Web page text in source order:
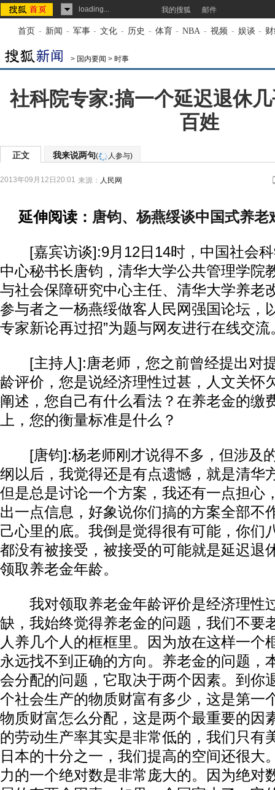
loading... 我的搜狐 邮件
首页 - 新闻 - 军事 - 文化 - 历史 - 体育 - NBA - 视频 - 娱谈 -
> 国内要闻 > 时事
社科院专家:搞一个延迟退休
百姓
正文 我来说两句( 人参与)
2013年09月12日20:01 来源： 人民网
延伸阅读： 唐钧、杨燕绥谈中国式养老
[嘉宾访谈]:9月12日14时，中国社会科
中心秘书长唐钧，清华大学公共管理学院
与社会保障研究中心主任、清华大学养老
参与者之一杨燕绥做客人民网强国论坛，
专家新论再过招”为题与网友进行在线交流
[主持人]:唐老师，您之前曾经提出对
龄评价，您是说经济理性过甚，人文关怀
阐述，您自己有什么看法？在养老金的缴
上，您的衡量标准是什么？
[唐钧]:杨老师刚才说得不多，但涉及
纲以后，我觉得还是有点遗憾，就是清华
但是总是讨论一个方案，我还有一点担心
出一点信息，好象说你们搞的方案全部不
己心里的底。我倒是觉得很有可能，你们
都没有被接受，被接受的可能就是延迟退
领取养老金年龄。
我对领取养老金年龄评价是经济理性
缺，我始终觉得养老金的问题，我们不要
人养几个人的框框里。因为放在这样一个
永远找不到正确的方向。养老金的问题，
会分配的问题，它取决于两个因素。到你
个社会生产的物质财富有多少，这是第一
物质财富怎么分配，这是两个最重要的因
的劳动生产率其实是非常低的，我们只有
日本的十分之一，我们提高的空间还很大
力的一个绝对数是非常庞大的。因为绝对